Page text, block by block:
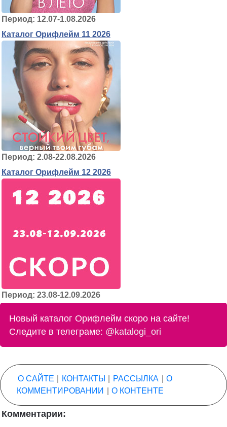
Период: 12.07-1.08.2026
Каталог Орифлейм 11 2026
Период: 2.08-22.08.2026
Каталог Орифлейм 12 2026
Период: 23.08-12.09.2026
Новый каталог Орифлейм скоро на сайте!
Следите в телеграме: @katalogi_ori
О САЙТЕ КОНТАКТЫ РАССЫЛКА
О
КОММЕНТИРОВАНИИ
О КОНТЕНТЕ
Комментарии: